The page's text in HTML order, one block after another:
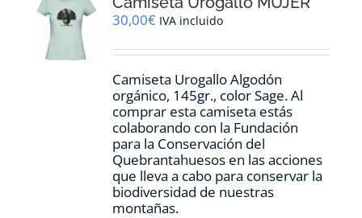
pueden
en
página
de
producto
30,00€ IVA incluido
Camiseta Urogallo Algodón
orgánico, 145gr., color Sage. Al
comprar esta camiseta estás
colaborando con la Fundación
para la Conservación del
Quebrantahuesos en las acciones
que lleva a cabo para conservar la
biodiversidad de nuestras
montañas.